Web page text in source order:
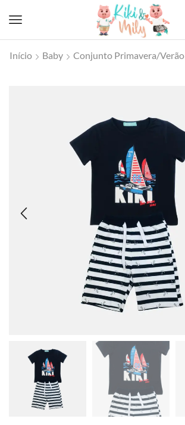
Início Baby Conjunto Primavera/Verão